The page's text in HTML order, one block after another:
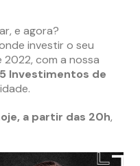
e agora?
investir o seu
2022, com a nossa
Investimentos de
a partir das 20h,